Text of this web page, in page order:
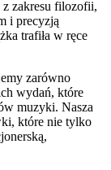
z zakresu filozofii,
i precyzją
trafiła w ręce
zarówno
wydań, które
muzyki. Nasza
które nie tylko